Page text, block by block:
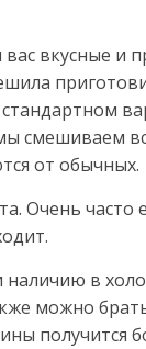
вкусные и
смешиваем
от обычных.
Очень
в
можно
получится